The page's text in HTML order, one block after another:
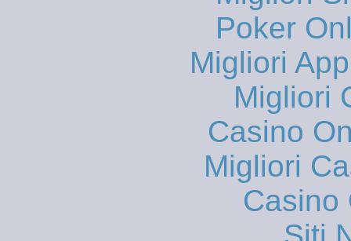
Poker
Migliori
Migliori
Casino
Migliori
Casino